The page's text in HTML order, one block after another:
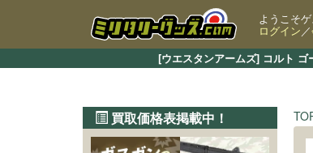
[ウエスタンアームズ] コルト
ようこそ
ログイン／
買取価格表掲載中！